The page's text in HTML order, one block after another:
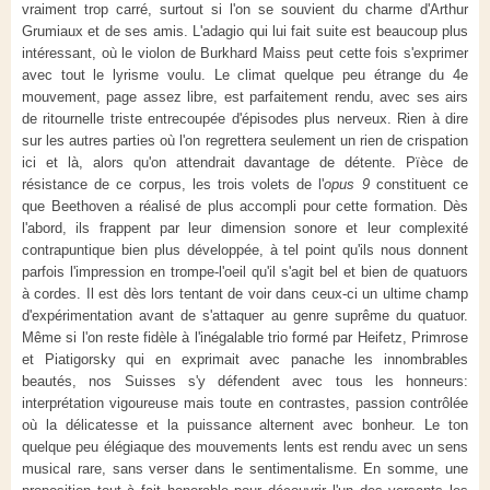
vraiment trop carré, surtout si l'on se souvient du charme d'Arthur
Grumiaux et de ses amis. L'adagio qui lui fait suite est beaucoup plus
intéressant, où le violon de Burkhard Maiss peut cette fois s'exprimer
avec tout le lyrisme voulu. Le climat quelque peu étrange du 4e
mouvement, page assez libre, est parfaitement rendu, avec ses airs
de ritournelle triste entrecoupée d'épisodes plus nerveux. Rien à dire
sur les autres parties où l'on regrettera seulement un rien de crispation
ici et là, alors qu'on attendrait davantage de détente. Pïèce de
résistance de ce corpus, les trois volets de l'opus 9constituent ce
que Beethoven a réalisé de plus accompli pour cette formation. Dès
l'abord, ils frappent par leur dimension sonore et leur complexité
contrapuntique bien plus développée, à tel point qu'ils nous donnent
parfois l'impression en trompe-l'oeil qu'il s'agit bel et bien de quatuors
à cordes. Il est dès lors tentant de voir dans ceux-ci un ultime champ
d'expérimentation avant de s'attaquer au genre suprême du quatuor.
Même si l'on reste fidèle à l'inégalable trio formé par Heifetz, Primrose
et Piatigorsky qui en exprimait avec panache les innombrables
beautés, nos Suisses s'y défendent avec tous les honneurs:
interprétation vigoureuse mais toute en contrastes, passion contrôlée
où la délicatesse et la puissance alternent avec bonheur. Le ton
quelque peu élégiaque des mouvements lents est rendu avec un sens
musical rare, sans verser dans le sentimentalisme. En somme, une